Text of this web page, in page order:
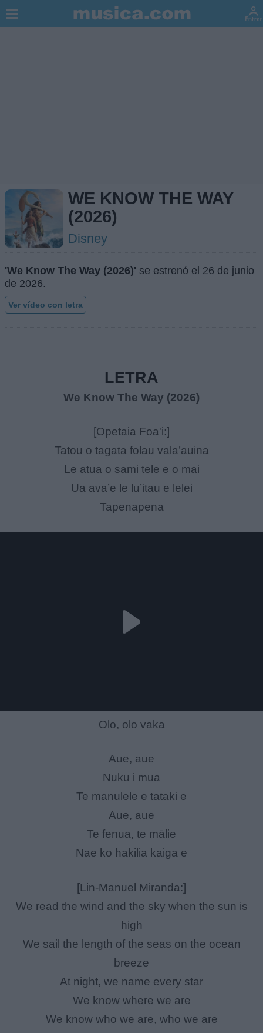
WE KNOW THE WAY
(2026)
Disney
'We Know The Way (2026)' se estrenó el 26 de junio
de 2026.
Ver vídeo con letra
LETRA
We Know The Way (2026)
[Opetaia Foa'i:]
Tatou o tagata folau vala’auina
Le atua o sami tele e o mai
Ua ava’e le lu’itau e lelei
Tapenapena
Olo, olo vaka
Aue, aue
Nuku i mua
Te manulele e tataki e
Aue, aue
Te fenua, te mālie
Nae ko hakilia kaiga e
[Lin-Manuel Miranda:]
We read the wind and the sky when the sun is
high
We sail the length of the seas on the ocean
breeze
At night, we name every star
We know where we are
We know who we are, who we are